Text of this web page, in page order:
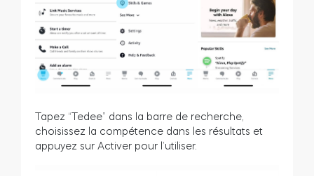
Tapez “Tedee” dans la barre de recherche,
choisissez la compétence dans les résultats et
appuyez sur Activer pour l’utiliser.